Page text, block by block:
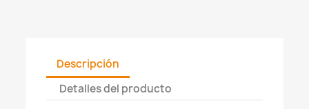
Descripción
Detalles del producto